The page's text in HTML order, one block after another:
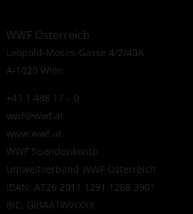
WWF Österreich
Leopold-Moses-Gasse 4/2/40A
A-1020 Wien
+43 1 488 17 – 0
wwf@wwf.at
www.wwf.at
WWF Spendenkonto
Umweltverband WWF Österreich
IBAN: AT26 2011 1291 1268 3901
BIC: GIBAATWWXXX